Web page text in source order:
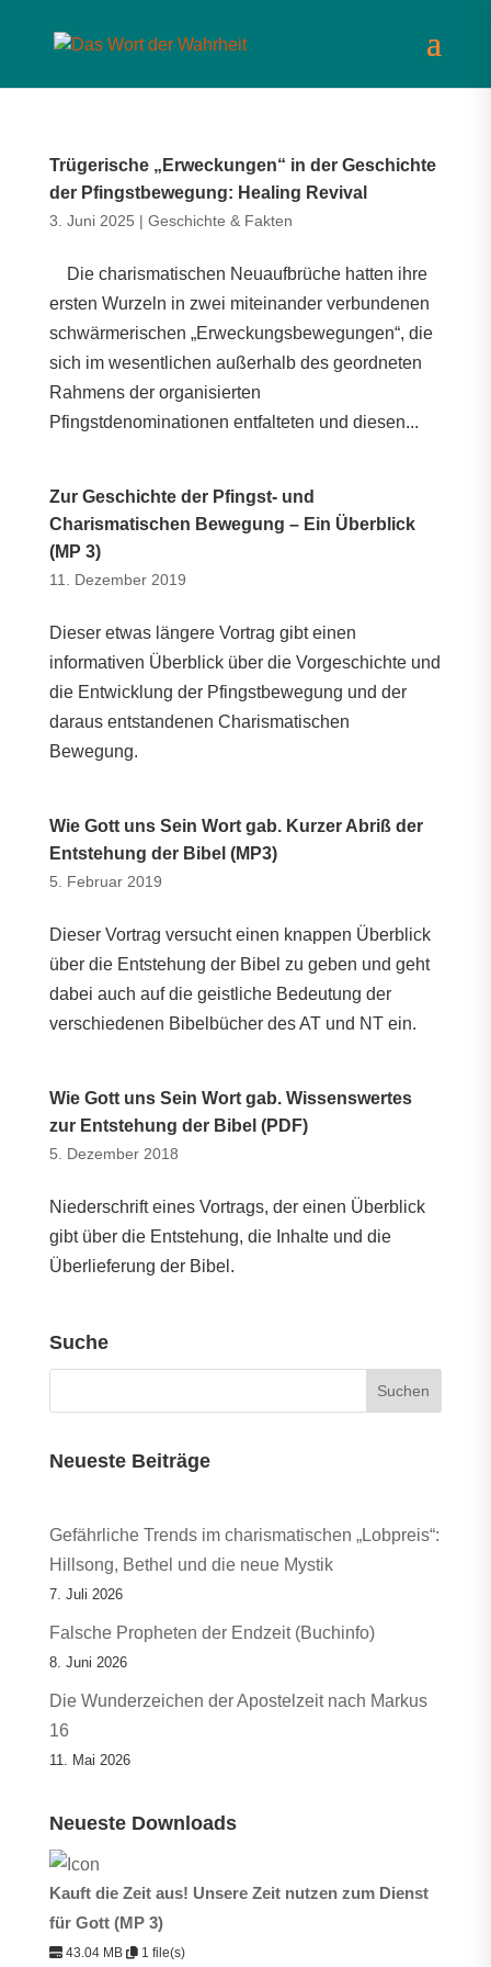
Trügerische „Erweckungen“ in der Geschichte
der Pfingstbewegung: Healing Revival
3. Juni 2025 | Geschichte & Fakten
Die charismatischen Neuaufbrüche hatten ihre
ersten Wurzeln in zwei miteinander verbundenen
schwärmerischen „Erweckungsbewegungen“, die
sich im wesentlichen außerhalb des geordneten
Rahmens der organisierten
Pfingstdenominationen entfalteten und diesen...
Zur Geschichte der Pfingst- und
Charismatischen Bewegung – Ein Überblick
(MP 3)
11. Dezember 2019
Dieser etwas längere Vortrag gibt einen
informativen Überblick über die Vorgeschichte und
die Entwicklung der Pfingstbewegung und der
daraus entstandenen Charismatischen
Bewegung.
Wie Gott uns Sein Wort gab. Kurzer Abriß der
Entstehung der Bibel (MP3)
5. Februar 2019
Dieser Vortrag versucht einen knappen Überblick
über die Entstehung der Bibel zu geben und geht
dabei auch auf die geistliche Bedeutung der
verschiedenen Bibelbücher des AT und NT ein.
Wie Gott uns Sein Wort gab. Wissenswertes
zur Entstehung der Bibel (PDF)
5. Dezember 2018
Niederschrift eines Vortrags, der einen Überblick
gibt über die Entstehung, die Inhalte und die
Überlieferung der Bibel.
Suche
Neueste Beiträge
Gefährliche Trends im charismatischen „Lobpreis“:
Hillsong, Bethel und die neue Mystik
7. Juli 2026
Falsche Propheten der Endzeit (Buchinfo)
8. Juni 2026
Die Wunderzeichen der Apostelzeit nach Markus
16
11. Mai 2026
Neueste Downloads
Kauft die Zeit aus! Unsere Zeit nutzen zum Dienst
für Gott (MP 3)
43.04 MB 1 file(s)